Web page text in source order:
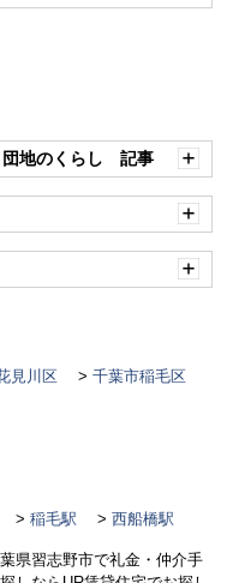
く
地のくらし 記事
見川区 千葉市稲毛区
稲毛駅 西船橋駅
県習志野市で礼金・仲介手